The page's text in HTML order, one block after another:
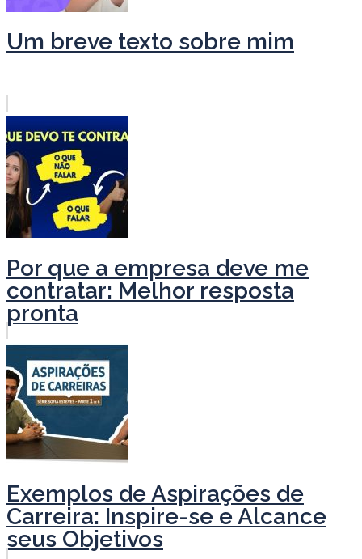
Um breve texto sobre mim
Por que a empresa deve me
contratar: Melhor resposta
pronta
Exemplos de Aspirações de
Carreira: Inspire-se e Alcance
seus Objetivos